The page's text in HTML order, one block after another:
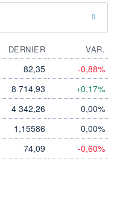
DERNIER
VAR.
82,35 -0,88%
8 714,93 +0,17%
4 342,26 0,00%
1,15586 0,00%
74,09 -0,60%